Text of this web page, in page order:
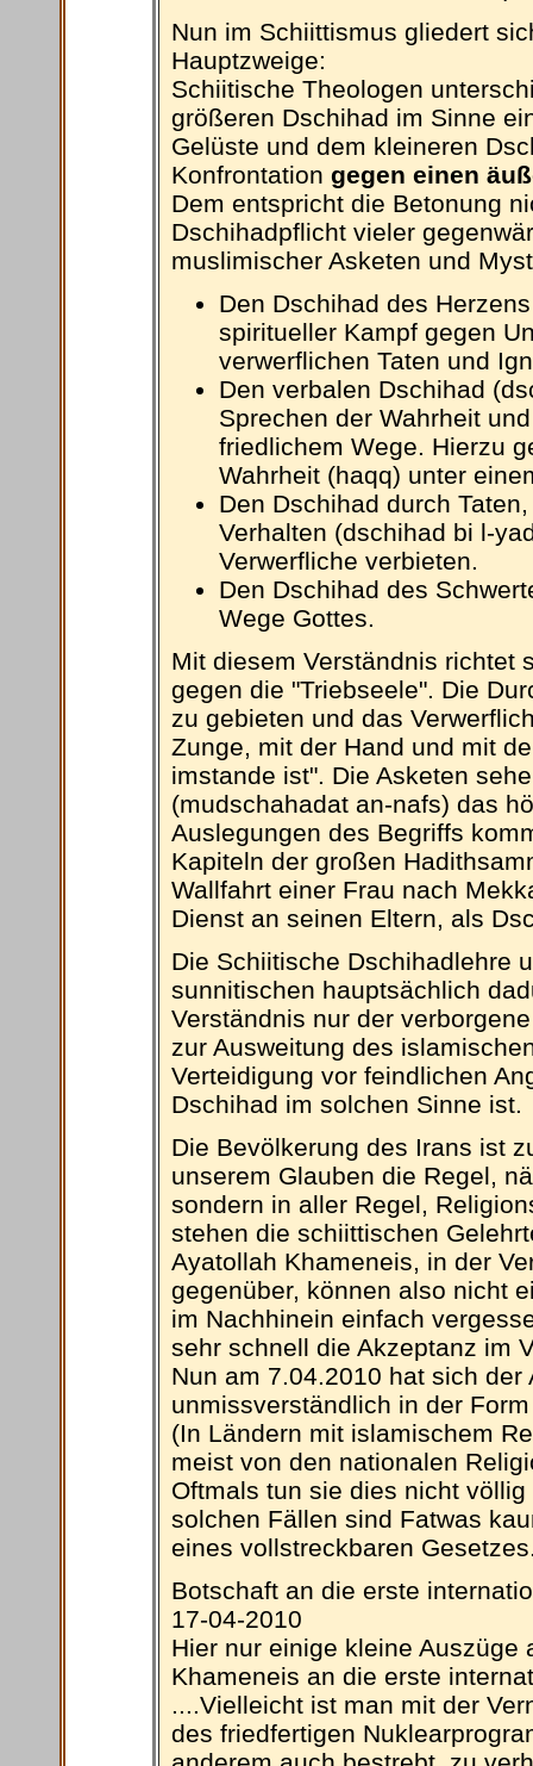
Nun im Schiittismus gliedert
Hauptzweige:
Schiitische Theologen
größeren Dschihad im Sinne
Gelüste und dem kleineren
Konfrontation gegen einen
Dem entspricht die Betonung
Dschihadpflicht vieler
muslimischer Asketen und
Den Dschihad des
spiritueller Kampf gegen
verwerflichen Taten und
Den verbalen Dschihad
Sprechen der Wahrheit
friedlichem Wege. Hierzu
Wahrheit (haqq) unter
Den Dschihad durch
Verhalten (dschihad bi l-
Verwerfliche verbieten.
Den Dschihad des
Wege Gottes.
Mit diesem Verständnis richtet
gegen die "Triebseele". Die
zu gebieten und das
Zunge, mit der Hand und mit
imstande ist". Die Asketen
(mudschahadat an-nafs) das
Auslegungen des Begriffs
Kapiteln der großen
Wallfahrt einer Frau nach
Dienst an seinen Eltern, als
Die Schiitische Dschihadlehre
sunnitischen hauptsächlich
Verständnis nur der
zur Ausweitung des
Verteidigung vor feindlichen
Dschihad im solchen Sinne ist.
Die Bevölkerung des Irans ist
unserem Glauben die Regel,
sondern in aller Regel,
stehen die schiittischen
Ayatollah Khameneis, in der
gegenüber, können also nicht
im Nachhinein einfach
sehr schnell die Akzeptanz im
Nun am 7.04.2010 hat sich
unmissverständlich in der
(In Ländern mit islamischem
meist von den nationalen
Oftmals tun sie dies nicht
solchen Fällen sind Fatwas
eines vollstreckbaren
Botschaft an die erste
17-04-2010
Hier nur einige kleine Auszüge
Khameneis an die erste
....Vielleicht ist man mit der
des friedfertigen